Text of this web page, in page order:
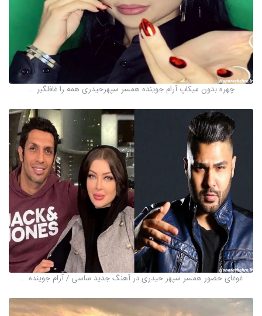
چهره بدون میکاپ آرام جوینده همسر سپهرحیدری همه را غافلگیر ...
غوغای حضور همسر سپهر حیدری در آهنگ جدید ساسی / آرام جوینده ...